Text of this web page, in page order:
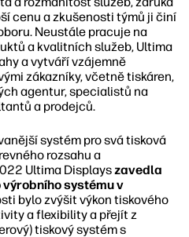
cenu a zkušenosti týmů ji činí
Neustále pracuje na
a kvalitních služeb, Ultima
a vytváří vzájemně
zákazníky, včetně tiskáren,
agentur, specialistů na
a prodejců.
systém pro svá tisková
rozsahu a
Ultima Displayszavedla
systému v
bylo zvýšit výkon tiskového
a flexibility a přejít z
tiskový systém s